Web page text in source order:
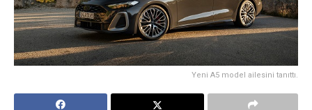
Yeni A5 model ailesini tanıttı.